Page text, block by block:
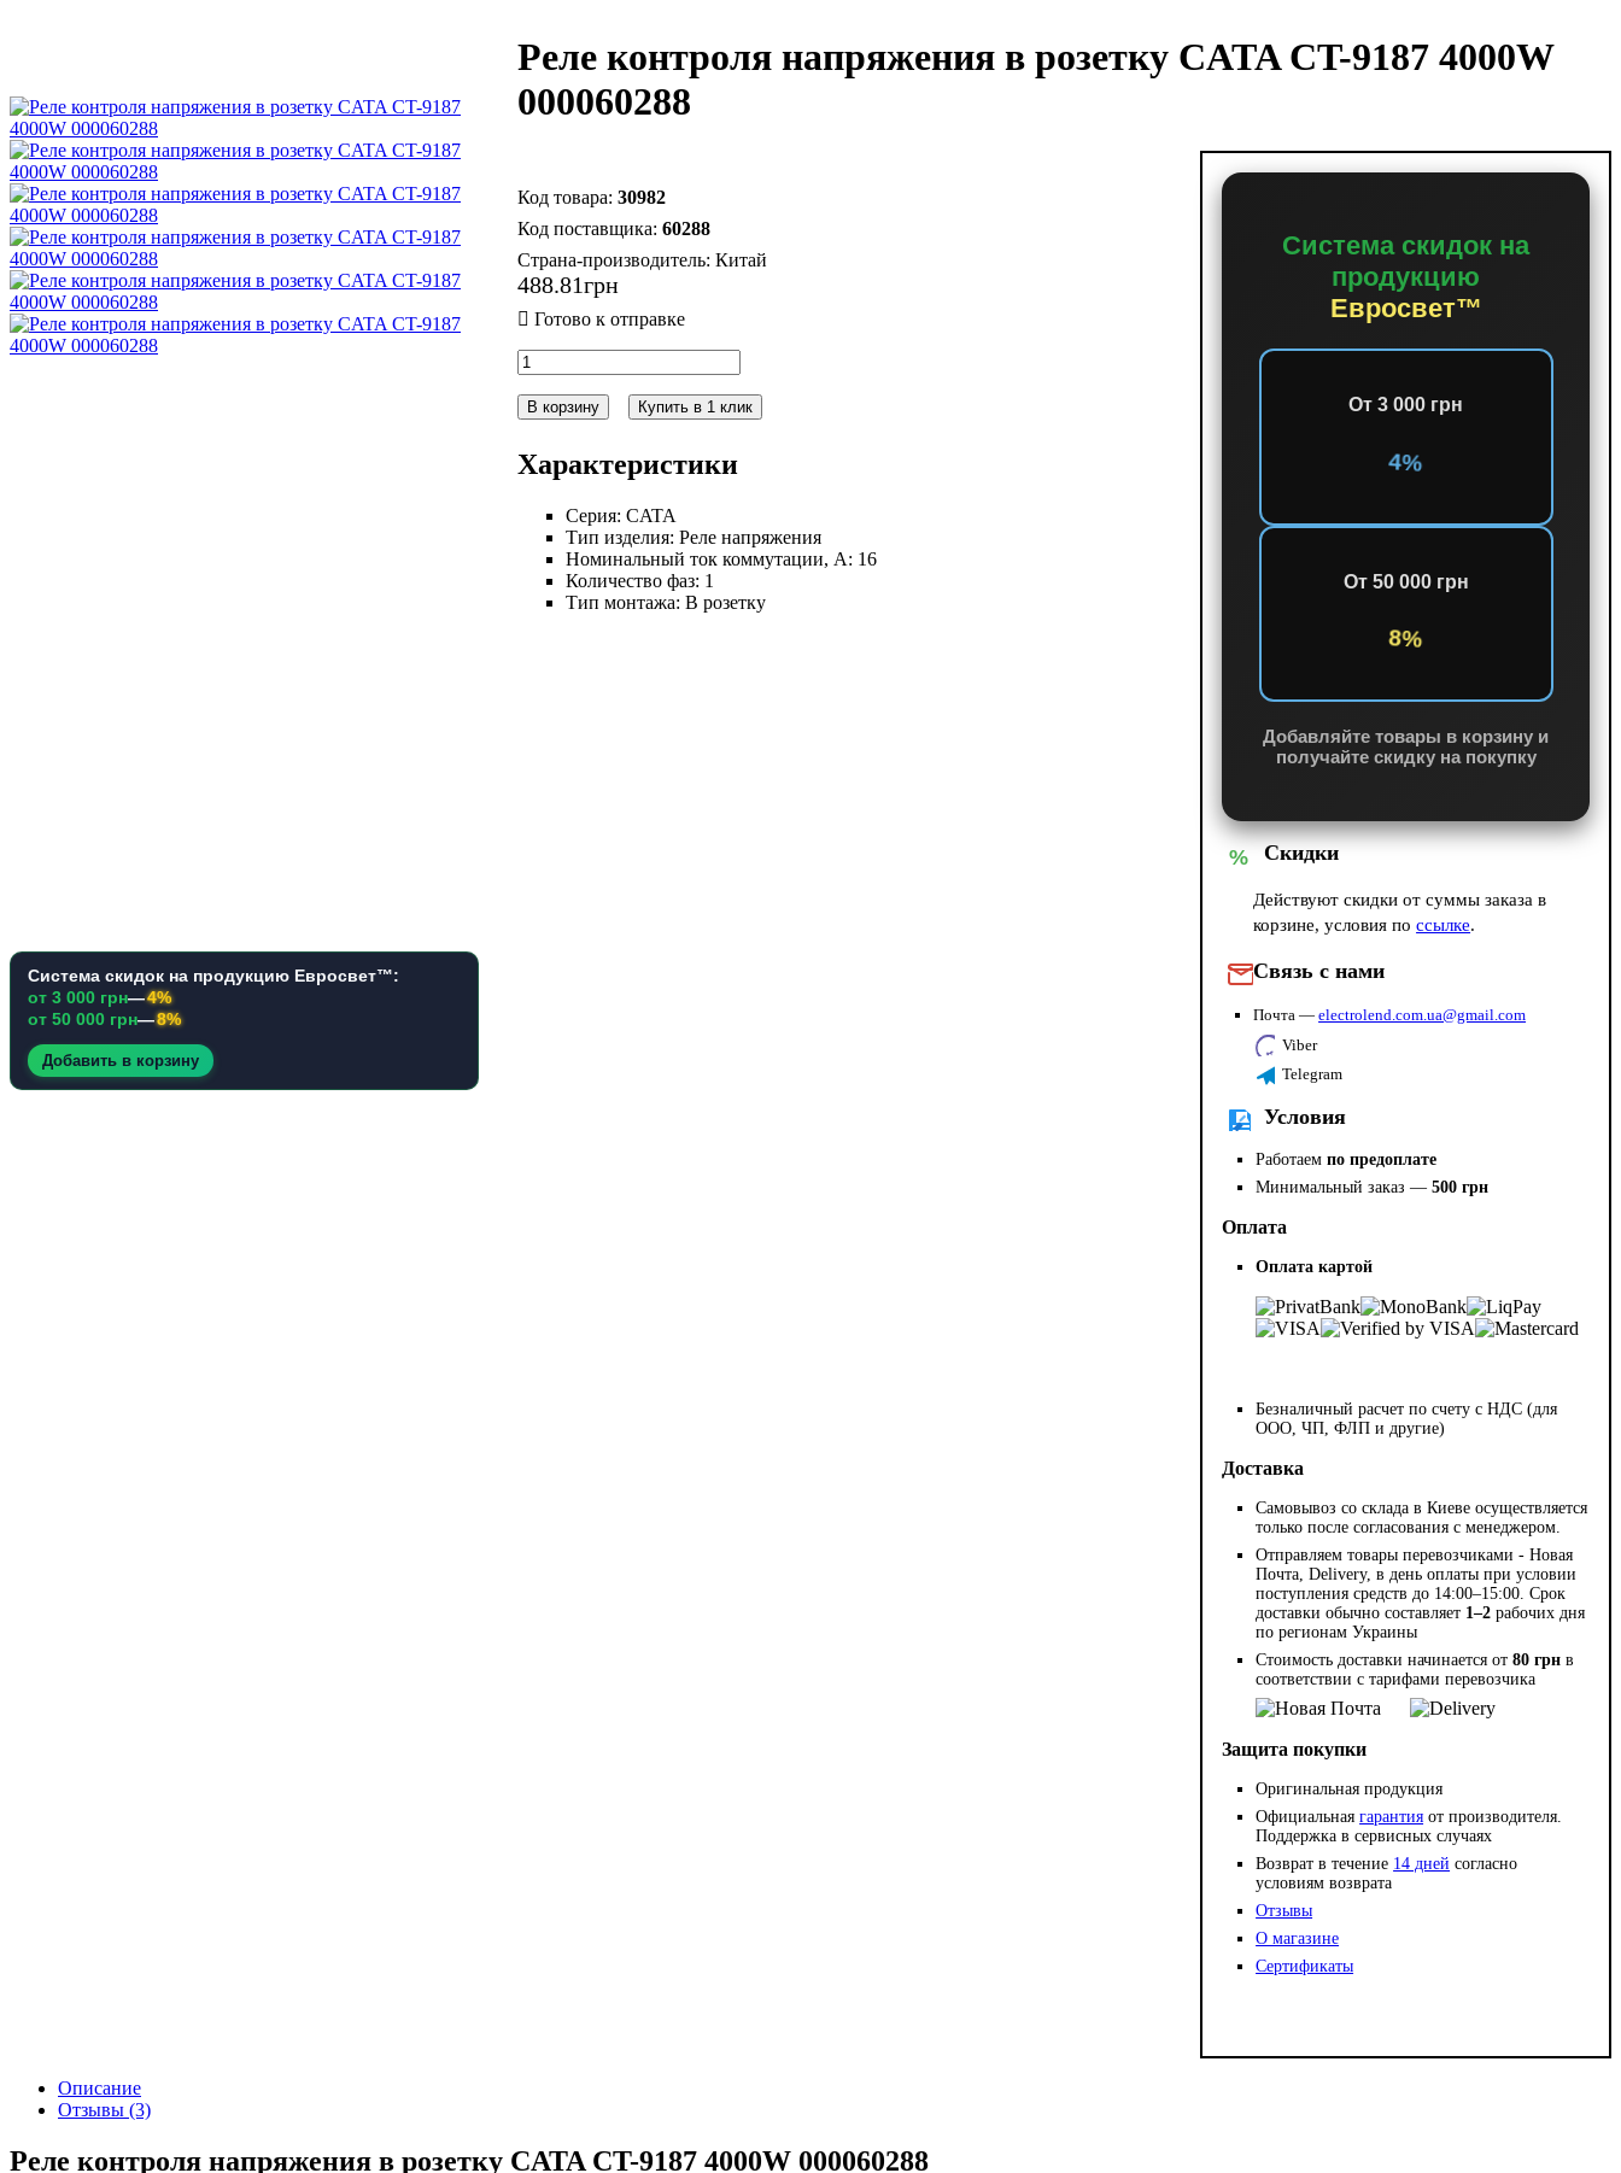
Система скидок на продукцию Евросвет™:
от 3 000 грн—4%
от 50 000 грн—8%
Добавить в корзину
Реле контроля напряжения в розетку CATA CT-9187 4000W
000060288
30982
60288
Страна-производитель: Китай
488.81грн
В корзину Купить в 1 клик
Характеристики
Серия: CATA
Тип изделия: Реле напряжения
Номинальный ток коммутации, А: 16
Количество фаз: 1
Тип монтажа: В розетку
Система скидок на
продукцию
Евросвет™
От 3 000 грн
4%
От 50 000 грн
8%
Добавляйте товары в корзину и
получайте скидку на покупку
% Скидки
Действуют скидки от суммы заказа в
корзине, условия поссылке.
Связь с нами
Почта —electrolend.com.ua@gmail.com
Viber
Telegram
Условия
Работаемпо предоплате
Минимальный заказ —500 грн
Оплата
Оплата картой
Безналичный расчет по счету с НДС (для
ООО, ЧП, ФЛП и другие)
Доставка
Самовывоз со склада в Киеве осуществляется
только после согласования с менеджером.
Отправляем товары перевозчиками - Новая
Почта, Delivery, в день оплаты при условии
поступления средств до 14:00–15:00. Срок
доставки обычно составляет 1–2 рабочих дня
по регионам Украины
Стоимость доставки начинается от80 грн в
соответствии с тарифами перевозчика
Защита покупки
Оригинальная продукция
Официальнаягарантия от производителя.
Поддержка в сервисных случаях
Возврат в течение 14 дней согласно
условиям возврата
Отзывы
О магазине
Сертификаты
Описание
Отзывы (3)
Реле контроля напряжения в розетку CATA CT-9187 4000W 000060288